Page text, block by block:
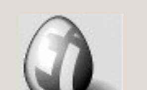
springen